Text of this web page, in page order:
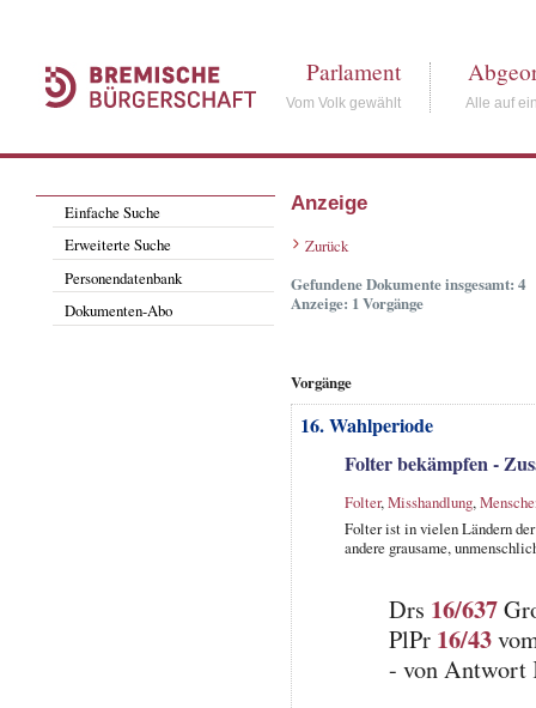
Parlament
Vom Volk gewählt Alle auf
Einfache Suche
Erweiterte Suche
Personendatenbank
Dokumenten-Abo
Anzeige
Zurück
Gefundene Dokumente insgesamt: 4
Anzeige: 1 Vorgänge
Vorgänge
16. Wahlperiode
Folter bekämpfen -
Folter,Misshandlung,
Folter ist in vielen Ländern
andere grausame,
Drs 16/637
PlPr 16/43
- von Antwort